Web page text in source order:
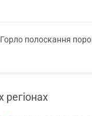
полоскання
регіонах